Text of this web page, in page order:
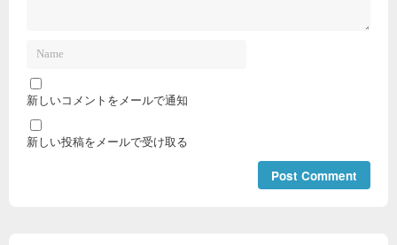
新しいコメントをメールで通知
新しい投稿をメールで受け取る